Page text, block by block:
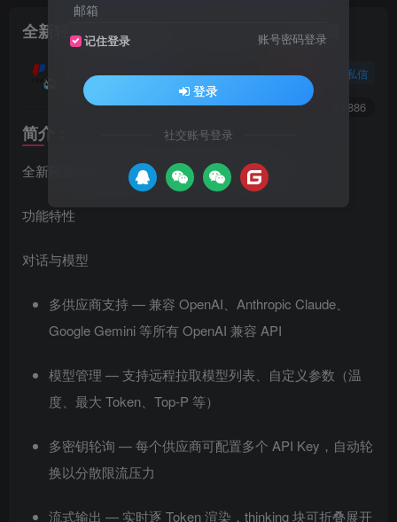
全新轻量级高性能跨平台 AI聊天+AI网关桌面
若曦源码 关注 私信
0 1648 886
简介：
全新轻量级高性能跨平台 AI 聊天+AI网关桌面
功能特性
对话与模型
多供应商支持 — 兼容 OpenAI、Anthropic Claude、
Google Gemini 等所有 OpenAI 兼容 API
模型管理 — 支持远程拉取模型列表、自定义参数（温
度、最大 Token、Top-P 等）
多密钥轮询 — 每个供应商可配置多个 API Key，自动轮
换以分散限流压力
流式输出 — 实时逐 Token 渲染，thinking 块可折叠展开
邮箱
记住登录 账号密码登录
登录
社交账号登录